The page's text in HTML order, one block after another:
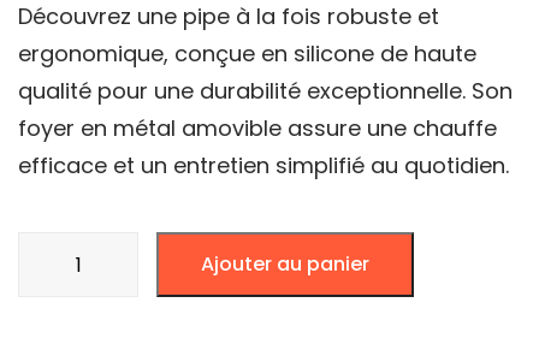
Découvrez une pipe à la fois robuste et
ergonomique, conçue en silicone de haute
qualité pour une durabilité exceptionnelle. Son
foyer en métal amovible assure une chauffe
efficace et un entretien simplifié au quotidien.
Ajouter au panier